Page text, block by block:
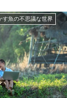
す魚の不思議な世界